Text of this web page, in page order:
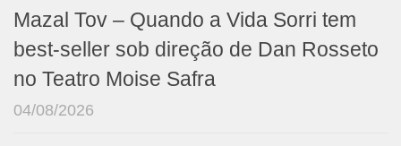
Mazal Tov – Quando a Vida Sorri tem
best-seller sob direção de Dan Rosseto
no Teatro Moise Safra
04/08/2026